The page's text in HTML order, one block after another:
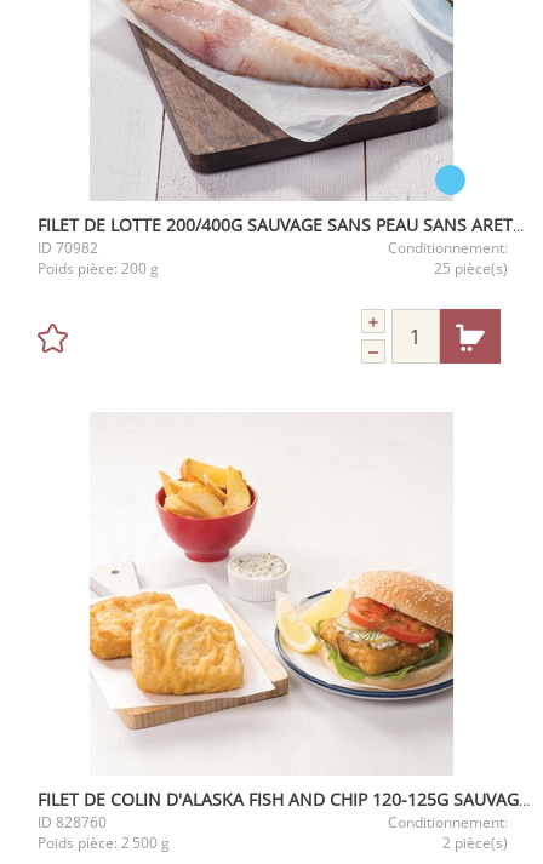
FILET DE LOTTE 200/400G SAUVAGE SANS PEAU SANS ARETE 5KG
ID 70982
Conditionnement:
Poids pièce: 200 g 25 pièce(s)
FILET DE COLIN D'ALASKA FISH AND CHIP 120-125G SAUVAGE 2,5KG
ID 828760
Conditionnement:
Poids pièce: 2 500 g 2 pièce(s)